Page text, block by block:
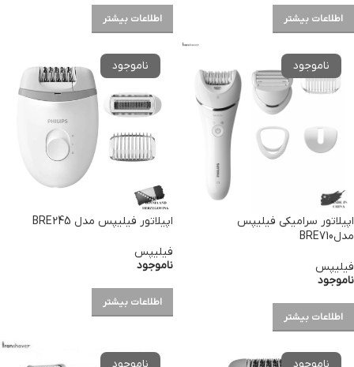
اطلاعات بیشتر اطلاعات بیشتر
اپیلاتور سرامیکی فیلیپس
مدلBRE710
فیلیپس
ناموجود
اطلاعات بیشتر
اپیلاتور فیلیپس مدل BRE245
فیلیپس
ناموجود
اطلاعات بیشتر